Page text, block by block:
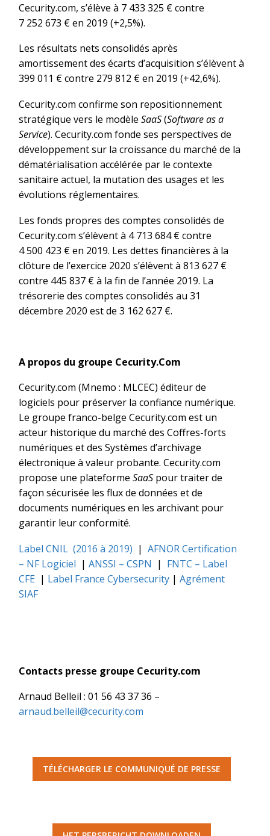
Cecurity.com, s’élève à 7 433 325 € contre
7 252 673 € en 2019 (+2,5%).
Les résultats nets consolidés après
amortissement des écarts d’acquisition s’élèvent à
399 011 € contre 279 812 € en 2019 (+42,6%).
Cecurity.com confirme son repositionnement
stratégique vers le modèle SaaS(Software as a
Service). Cecurity.com fonde ses perspectives de
développement sur la croissance du marché de la
dématérialisation accélérée par le contexte
sanitaire actuel, la mutation des usages et les
évolutions réglementaires.
Les fonds propres des comptes consolidés de
Cecurity.com s’élèvent à 4 713 684 € contre
4 500 423 € en 2019. Les dettes financières à la
clôture de l’exercice 2020 s’élèvent à 813 627 €
contre 445 837 € à la fin de l’année 2019. La
trésorerie des comptes consolidés au 31
décembre 2020 est de 3 162 627 €.
A propos du groupe Cecurity.Com
Cecurity.com (Mnemo : MLCEC) éditeur de
logiciels pour préserver la confiance numérique.
Le groupe franco-belge Cecurity.com est un
acteur historique du marché des Coffres-forts
numériques et des Systèmes d’archivage
électronique à valeur probante. Cecurity.com
propose une plateforme SaaS pour traiter de
façon sécurisée les flux de données et de
documents numériques en les archivant pour
garantir leur conformité.
Label CNIL (2016 à 2019) | AFNOR Certification
– NF Logiciel | ANSSI – CSPN | FNTC – Label
CFE | Label France Cybersecurity | Agrément
SIAF
Contacts presse groupe Cecurity.com
Arnaud Belleil : 01 56 43 37 36 –
arnaud.belleil@cecurity.com
TÉLÉCHARGER LE COMMUNIQUÉ DE PRESSE